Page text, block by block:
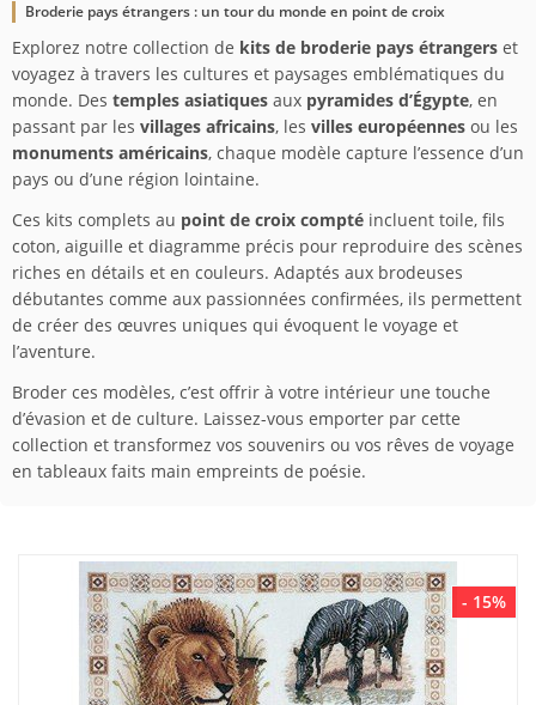
Broderie pays étrangers : un tour du monde en point de croix
Explorez notre collection de kits de broderie pays étrangers et
voyagez à travers les cultures et paysages emblématiques du
monde. Des temples asiatiques aux pyramides d’Égypte, en
passant par les villages africains, les villes européennes ou les
monuments américains, chaque modèle capture l’essence d’un
pays ou d’une région lointaine.
Ces kits complets au point de croix compté incluent toile, fils
coton, aiguille et diagramme précis pour reproduire des scènes
riches en détails et en couleurs. Adaptés aux brodeuses
débutantes comme aux passionnées confirmées, ils permettent
de créer des œuvres uniques qui évoquent le voyage et
l’aventure.
Broder ces modèles, c’est offrir à votre intérieur une touche
d’évasion et de culture. Laissez-vous emporter par cette
collection et transformez vos souvenirs ou vos rêves de voyage
en tableaux faits main empreints de poésie.
- 15%